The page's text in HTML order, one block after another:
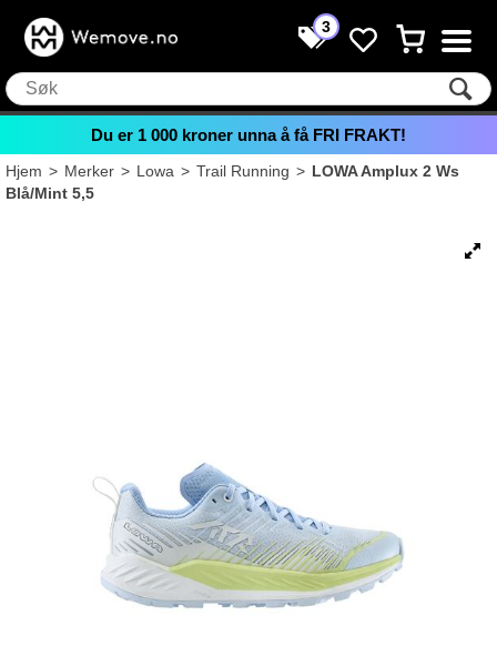
3
Du er 1 000 kroner unna å få FRI FRAKT!
Hjem>Merker>Lowa>Trail Running>LOWA Amplux 2 Ws
Blå/Mint 5,5